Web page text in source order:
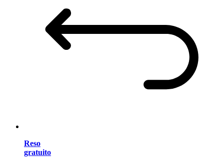
Reso
gratuito